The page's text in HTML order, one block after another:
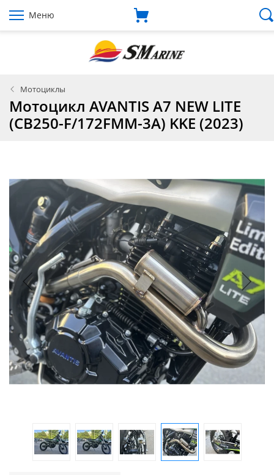
Меню
Мотоциклы
Мотоцикл AVANTIS A7 NEW LITE
(CB250-F/172FMM-3A) KKE (2023)